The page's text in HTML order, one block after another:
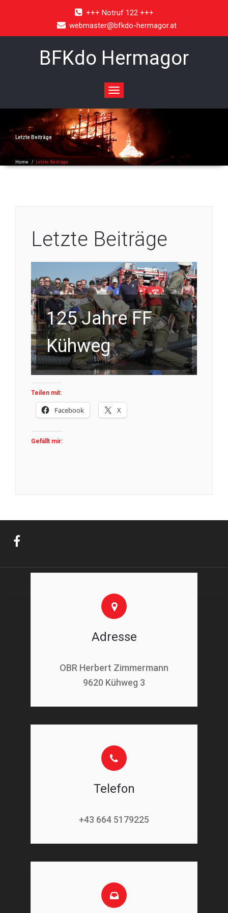
+++ Notruf 122 +++
webmaster@bfkdo-hermagor.at
BFKdo Hermagor
Toggle
navigation
Letzte Beiträge
Home / Letzte Beiträge
Letzte Beiträge
125 Jahre FF
Kühweg
Teilen mit:
Facebook X
Gefällt mir:
Adresse
OBR Herbert Zimmermann
9620 Kühweg 3
Telefon
+43 664 5179225